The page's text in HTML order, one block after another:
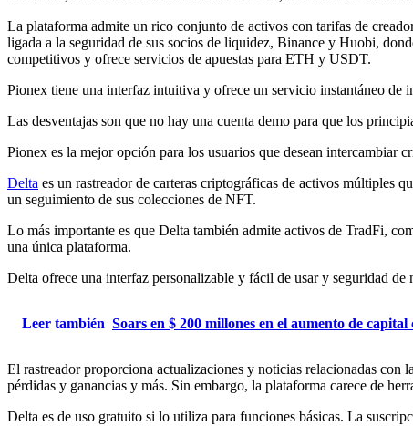
La plataforma admite un rico conjunto de activos con tarifas de
ligada a la seguridad de sus socios de liquidez, Binance y Huobi,
competitivos y ofrece servicios de apuestas para ETH y USDT.
Pionex tiene una interfaz intuitiva y ofrece un servicio instantáneo
Las desventajas son que no hay una cuenta demo para que los
Pionex es la mejor opción para los usuarios que desean intercambiar
Delta es un rastreador de carteras criptográficas de activos múltiples
un seguimiento de sus colecciones de NFT.
Lo más importante es que Delta también admite activos de TradFi,
una única plataforma.
Delta ofrece una interfaz personalizable y fácil de usar y seguridad
Leer también Soars en $ 200 millones en el aumento de
El rastreador proporciona actualizaciones y noticias relacionadas
pérdidas y ganancias y más. Sin embargo, la plataforma carece de
Delta es de uso gratuito si lo utiliza para funciones básicas. La